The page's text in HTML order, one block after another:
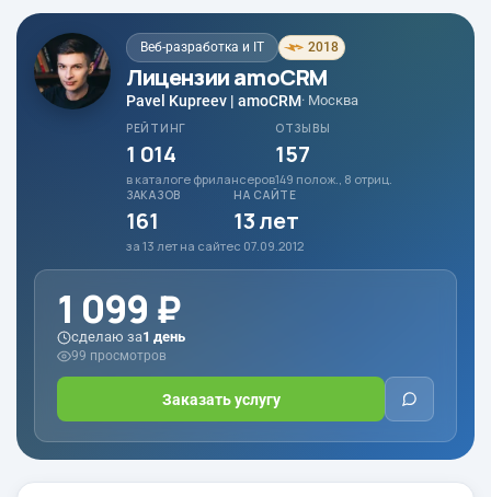
Веб-разработка и IT 2018
Лицензии amoCRM
Pavel Kupreev | amoCRM· Москва
РЕЙТИНГ
1 014
в каталоге фрилансеров
ОТЗЫВЫ
157
149 полож., 8 отриц.
ЗАКАЗОВ
161
за 13 лет на сайте
НА САЙТЕ
13 лет
с 07.09.2012
1 099 ₽
сделаю за1 день
99 просмотров
Заказать услугу